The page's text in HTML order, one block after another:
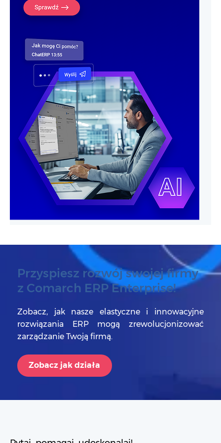
Przyspiesz rozwój swojej firmy
z Comarch ERP Enterprise!
Zobacz, jak nasze elastyczne i innowacyjne
rozwiązania ERP mogą zrewolucjonizować
zarządzanie Twoją firmą.
Zobacz jak działa